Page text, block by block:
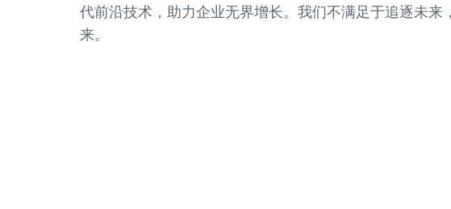
代前沿技术，助力企业无界增长。我们不满足于追逐未
来。